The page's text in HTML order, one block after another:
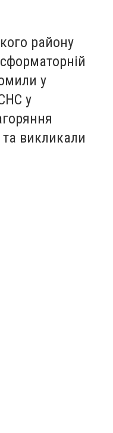
району
у
у
та викликали